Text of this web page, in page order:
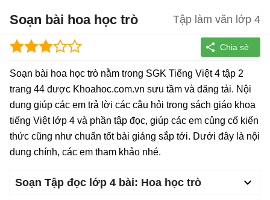
Soạn bài hoa học trò Tập làm văn lớp 4
Soạn bài hoa học trò nằm trong SGK Tiếng Việt 4 tập 2
trang 44 được Khoahoc.com.vn sưu tầm và đăng tải. Nội
dung giúp các em trả lời các câu hỏi trong sách giáo khoa
tiếng Việt lớp 4 và phần tập đọc, giúp các em củng cố kiến
thức cũng như chuẩn tốt bài giảng sắp tới. Dưới đây là nội
dung chính, các em tham khảo nhé.
Soạn Tập đọc lớp 4 bài: Hoa học trò